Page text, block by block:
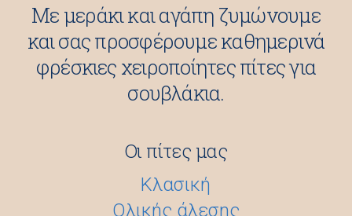
Με μεράκι και αγάπη ζυμώνουμε
και σας προσφέρουμε καθημερινά
φρέσκιες χειροποίητες πίτες για
σουβλάκια.
Οι πίτες μας
Κλασική
Ολικής άλεσης